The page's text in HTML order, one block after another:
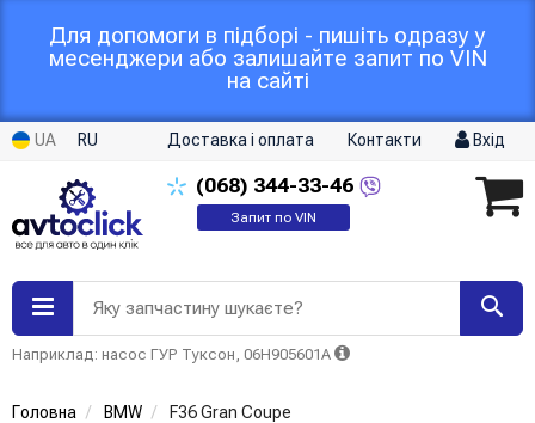
Для допомоги в підборі - пишіть одразу у
месенджери або залишайте запит по VIN
на сайті
UA RU Доставка і оплата Контакти Вхід
(068) 344-33-46
Запит по VIN
Яку запчастину шукаєте?
Наприклад: насос ГУР Туксон, 06H905601A
Головна BMW F36 Gran Coupe